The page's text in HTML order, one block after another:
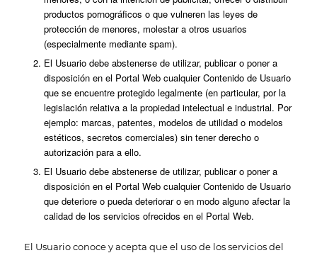
productos pornográficos o que vulneren las leyes de
protección de menores, molestar a otros usuarios
(especialmente mediante spam).
El Usuario debe abstenerse de utilizar, publicar o poner a
disposición en el Portal Web cualquier Contenido de Usuario
que se encuentre protegido legalmente (en particular, por la
legislación relativa a la propiedad intelectual e industrial. Por
ejemplo: marcas, patentes, modelos de utilidad o modelos
estéticos, secretos comerciales) sin tener derecho o
autorización para a ello.
El Usuario debe abstenerse de utilizar, publicar o poner a
disposición en el Portal Web cualquier Contenido de Usuario
que deteriore o pueda deteriorar o en modo alguno afectar la
calidad de los servicios ofrecidos en el Portal Web.
El Usuario conoce y acepta que el uso de los servicios del